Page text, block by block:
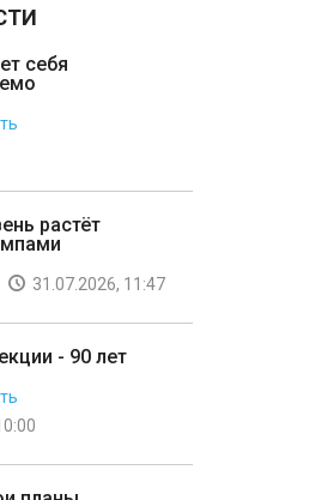
себя
растёт
31.07.2026, 11:47
- 90 лет